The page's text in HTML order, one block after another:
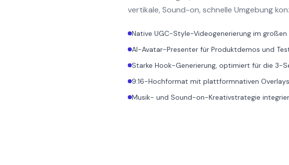
vertikale, Sound-on, schnelle Umgebung
Native UGC-Style-Videogenerierung im
AI-Avatar-Presenter für Produktdemos und
Starke Hook-Generierung, optimiert für die 3-
9:16-Hochformat mit plattformnativen
Musik- und Sound-on-Kreativstrategie